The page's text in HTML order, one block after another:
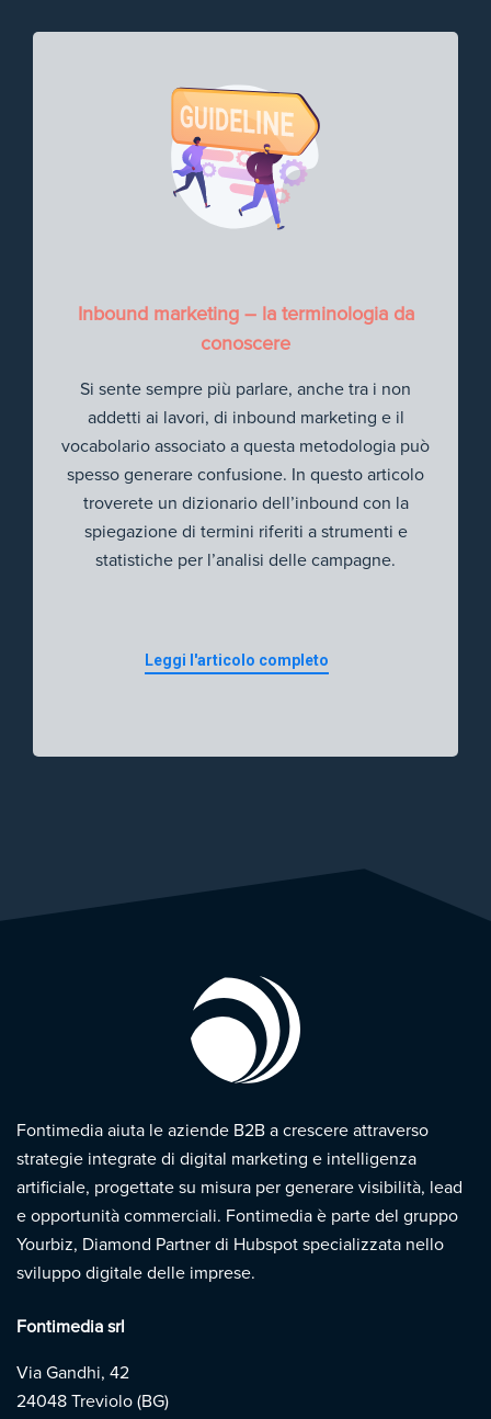
Inbound marketing – la terminologia da
conoscere
Si sente sempre più parlare, anche tra i non
addetti ai lavori, di inbound marketing e il
vocabolario associato a questa metodologia può
spesso generare confusione. In questo articolo
troverete un dizionario dell’inbound con la
spiegazione di termini riferiti a strumenti e
statistiche per l’analisi delle campagne.
Leggi l'articolo completo
Fontimedia aiuta le aziende B2B a crescere attraverso
strategie integrate di digital marketing e intelligenza
artificiale, progettate su misura per generare visibilità, lead
e opportunità commerciali. Fontimedia è parte del gruppo
Yourbiz, Diamond Partner di Hubspot specializzata nello
sviluppo digitale delle imprese.
Fontimedia srl
Via Gandhi, 42
24048 Treviolo (BG)